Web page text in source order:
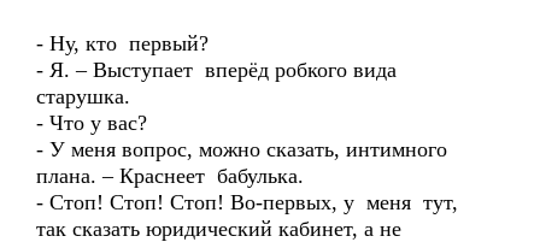
- Ну, кто первый?
- Я. – Выступает вперёд робкого вида
старушка.
- Что у вас?
- У меня вопрос, можно сказать, интимного
плана. – Краснеет бабулька.
- Стоп! Стоп! Стоп! Во-первых, у меня тут,
так сказать юридический кабинет, а не